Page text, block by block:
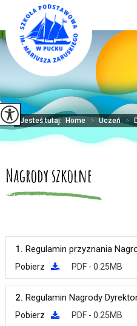
Jesteś tutaj: Home > Uczeń >
Nagrody szkolne
1. Regulamin przyznania
Pobierz PDF - 0.25MB
2. Regulamin Nagrody
Pobierz PDF - 0.25MB